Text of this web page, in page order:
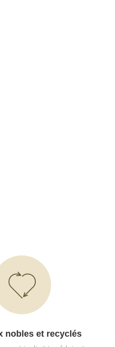
nobles et recyclés